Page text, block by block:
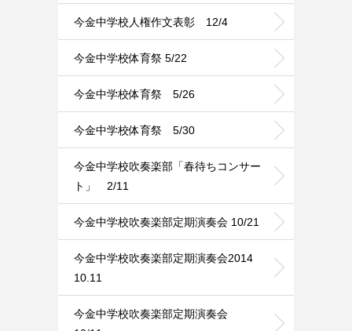
今金中学校人権作文表彰 12/4
今金中学校体育祭 5/22
今金中学校体育祭 5/26
今金中学校体育祭 5/30
今金中学校吹奏楽部「春待ちコンサー
ト」 2/11
今金中学校吹奏楽部定期演奏会 10/21
今金中学校吹奏楽部定期演奏会2014
10.11
今金中学校吹奏楽部定期演奏会